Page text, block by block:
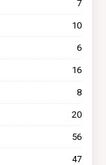
7
10
6
16
8
20
56
47